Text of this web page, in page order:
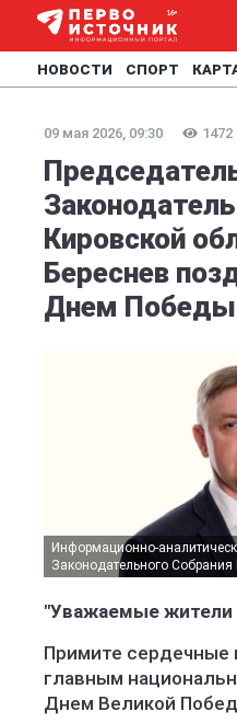
НОВОСТИ СПОРТ
09 мая 2026, 09:30 1472
Кировской
Береснев
Днем Победы
Информационно-
Законодательного Собрания
"Уважаемые жители
Примите сердечные
главным
Днем Великой